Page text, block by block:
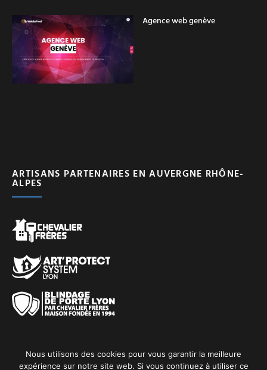
Agence web genève
ARTISANS PARTENAIRES EN AUVERGNE RHÔNE-
ALPES
Nous utilisons des cookies pour vous garantir la meilleure
expérience sur notre site web. Si vous continuez à utiliser ce